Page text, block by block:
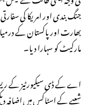
جنگ بندی اور امریکا کی
بھارت اور پاکستان کے
مارکیٹ کو سہارا دیا۔
اے کے ڈی سیکیورٹیز کے
شعبے کے اسٹاکس میں اضافہ